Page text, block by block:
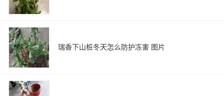
瑞香下山桩冬天怎么防护冻害 图片